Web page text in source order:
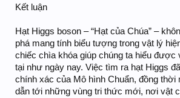
Kết luận
Hạt Higgs boson – “Hạt của Chúa” –
phá mang tính biểu tượng trong vật lý
chiếc chìa khóa giúp chúng ta hiểu được
tại như ngày nay. Việc tìm ra hạt Higgs
chính xác của Mô hình Chuẩn, đồng
dẫn tới những vùng tri thức mới, nơi vật